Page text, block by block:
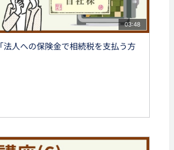
03:48
法人への保険金で相続税を支払う方